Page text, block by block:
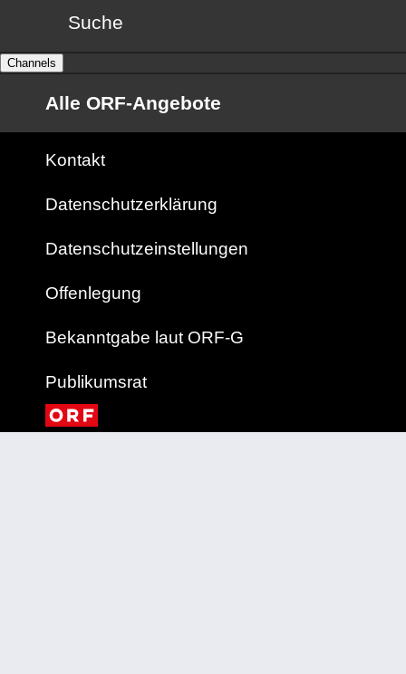
Suche
Channels
Alle ORF-Angebote
Kontakt
Datenschutzerklärung
Datenschutzeinstellungen
Offenlegung
Bekanntgabe laut ORF-G
Publikumsrat